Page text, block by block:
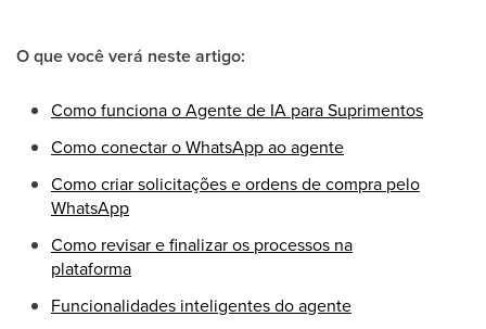
O que você verá neste artigo:
Como funciona o Agente de IA para Suprimentos
Como conectar o WhatsApp ao agente
Como criar solicitações e ordens de compra pelo
WhatsApp
Como revisar e finalizar os processos na
plataforma
Funcionalidades inteligentes do agente